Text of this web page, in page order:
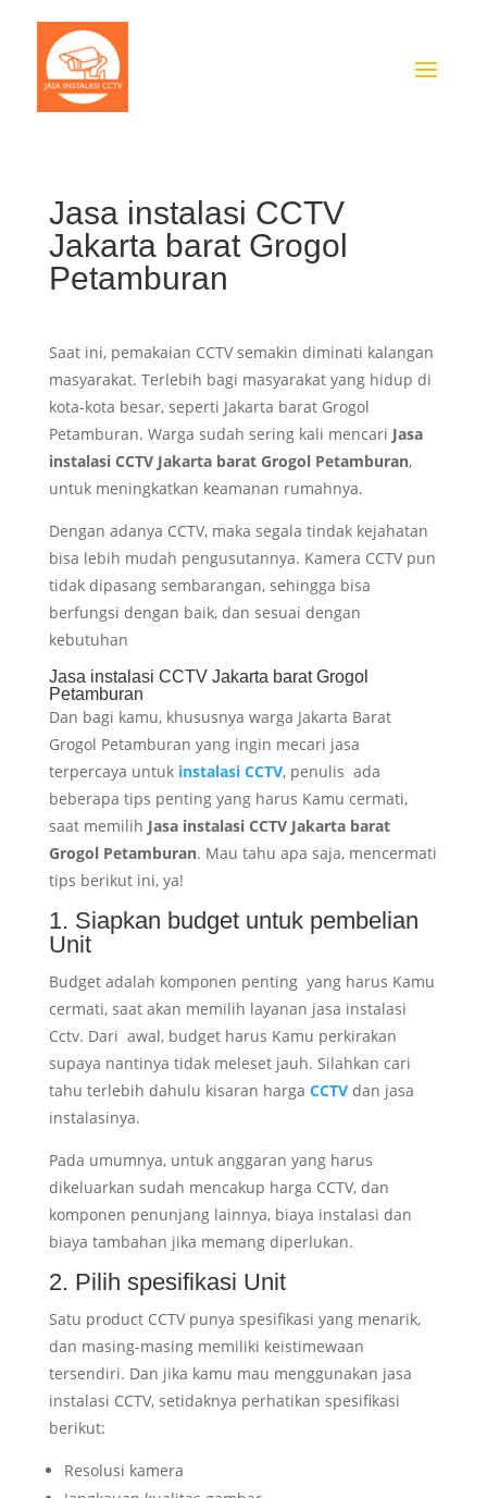
Jasa instalasi CCTV
Jakarta barat Grogol
Petamburan
Saat ini, pemakaian CCTV semakin diminati kalangan
masyarakat. Terlebih bagi masyarakat yang hidup di
kota-kota besar, seperti Jakarta barat Grogol
Petamburan. Warga sudah sering kali mencari Jasa
instalasi CCTV Jakarta barat Grogol Petamburan,
untuk meningkatkan keamanan rumahnya.
Dengan adanya CCTV, maka segala tindak kejahatan
bisa lebih mudah pengusutannya. Kamera CCTV pun
tidak dipasang sembarangan, sehingga bisa
berfungsi dengan baik, dan sesuai dengan
kebutuhan
Jasa instalasi CCTV Jakarta barat Grogol
Petamburan
Dan bagi kamu, khususnya warga Jakarta Barat
Grogol Petamburan yang ingin mecari jasa
terpercaya untuk instalasi CCTV, penulis ada
beberapa tips penting yang harus Kamu cermati,
saat memilih Jasa instalasi CCTV Jakarta barat
Grogol Petamburan. Mau tahu apa saja, mencermati
tips berikut ini, ya!
1. Siapkan budget untuk pembelian
Unit
Budget adalah komponen penting yang harus Kamu
cermati, saat akan memilih layanan jasa instalasi
Cctv. Dari awal, budget harus Kamu perkirakan
supaya nantinya tidak meleset jauh. Silahkan cari
tahu terlebih dahulu kisaran harga CCTV dan jasa
instalasinya.
Pada umumnya, untuk anggaran yang harus
dikeluarkan sudah mencakup harga CCTV, dan
komponen penunjang lainnya, biaya instalasi dan
biaya tambahan jika memang diperlukan.
2. Pilih spesifikasi Unit
Satu product CCTV punya spesifikasi yang menarik,
dan masing-masing memiliki keistimewaan
tersendiri. Dan jika kamu mau menggunakan jasa
instalasi CCTV, setidaknya perhatikan spesifikasi
berikut:
Resolusi kamera